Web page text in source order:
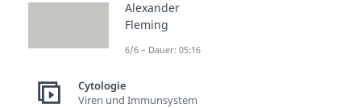
Alexander
Fleming
6/6 – Dauer: 05:16
Cytologie
Viren und Immunsystem